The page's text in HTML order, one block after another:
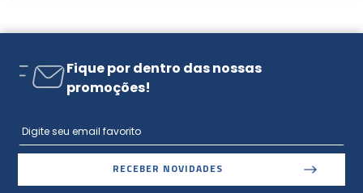
Fique por dentro das nossas
promoções!
RECEBER NOVIDADES